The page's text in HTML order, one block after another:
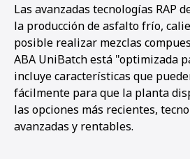
Las avanzadas tecnologías RAP
la producción de asfalto frío,
posible realizar mezclas
ABA UniBatch está "optimizada
incluye características que
fácilmente para que la planta
las opciones más recientes,
avanzadas y rentables.